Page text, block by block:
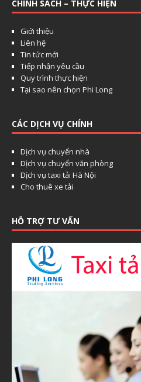
CHÍNH SÁCH – THỰC HIỆN
Giới thiệu
Liên hệ
Tin tức mới
Tiếp nhận yêu cầu
Quy trình thực hiện
Tại sao nên chọn Phi Long
CÁC DỊCH VỤ CHÍNH
Dịch vụ chuyển nhà
Dịch vụ chuyển văn phòng
Dịch vụ taxi tải Hà Nội
Cho thuê xe tải
HỖ TRỢ TƯ VẤN